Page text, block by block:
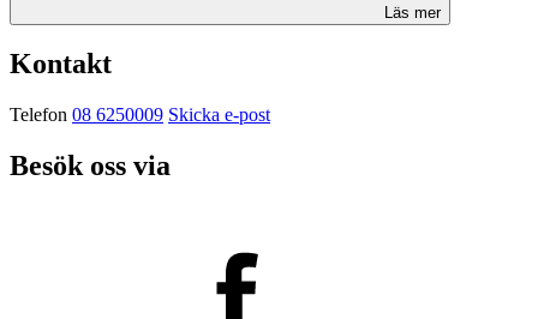
Läs mer
Kontakt
Telefon 08 6250009 Skicka e-post
Besök oss via